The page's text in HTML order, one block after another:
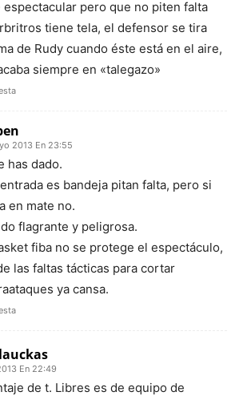
espectacular pero que no piten falta
tiene tela, el defensor se tira
de Rudy cuando éste está en el aire,
siempre en «talegazo»
2013 En 23:55
has dado.
es bandeja pitan falta, pero si
en mate no.
flagrante y peligrosa.
fiba no se protege el espectáculo,
las faltas tácticas para cortar
ya cansa.
En 22:49
de t. Libres es de equipo de